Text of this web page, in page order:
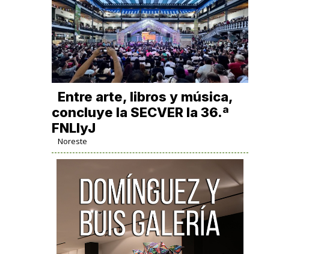
Entre arte, libros y música,
concluye la SECVER la 36.ª
FNLIyJ
Noreste